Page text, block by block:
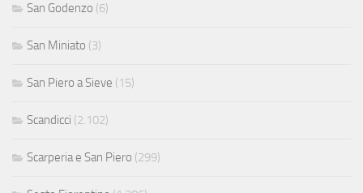
San Godenzo (6)
San Miniato (3)
San Piero a Sieve (15)
Scandicci (2.102)
Scarperia e San Piero (299)